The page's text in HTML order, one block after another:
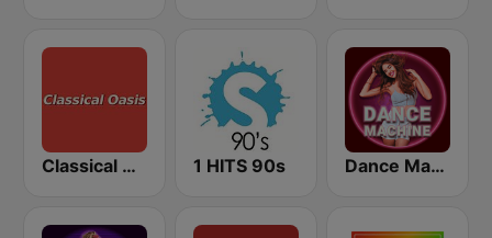
Classical Oasis 1 HITS 90s Dance Machine